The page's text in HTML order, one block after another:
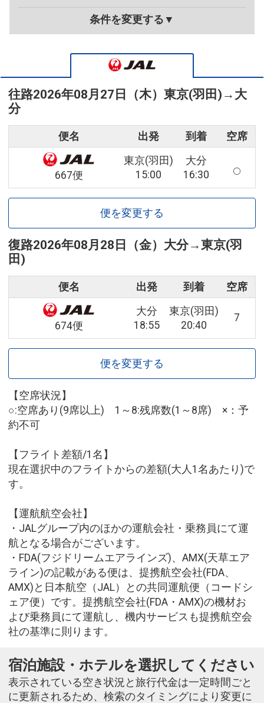
条件を変更する▼
往路2026年08月27日（木） 東京(羽田) → 大
分
便名 出発 到着 空席
667便
東京(羽田)
15:00
大分
16:30
便を変更する
復路2026年08月28日（金） 大分→東京(羽
田)
便名 出発 到着 空席
674便
大分
18:55
東京(羽田)
20:40
7
便を変更する
【空席状況】
○:空席あり(9席以上) 1～8:残席数(1～8席) ×：予
約不可
【フライト差額/1名】
現在選択中のフライトからの差額(大人1名あたり)で
す。
【運航航空会社】
・JALグループ内のほかの運航会社・乗務員にて運
航となる場合がございます。
・FDA(フジドリームエアラインズ)、AMX(天草エア
ライン)の記載がある便は、提携航空会社(FDA、
AMX)と日本航空（JAL）との共同運航便（コードシ
ェア便）です。提携航空会社(FDA・AMX)の機材お
よび乗務員にて運航し、機内サービスも提携航空会
社の基準に則ります。
宿泊施設・ホテルを選択してください
表示されている空き状況と旅行代金は一定時間ごと
に更新されるため、検索のタイミングにより変更に